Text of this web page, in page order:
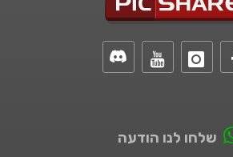
שלחו לנו הודעה